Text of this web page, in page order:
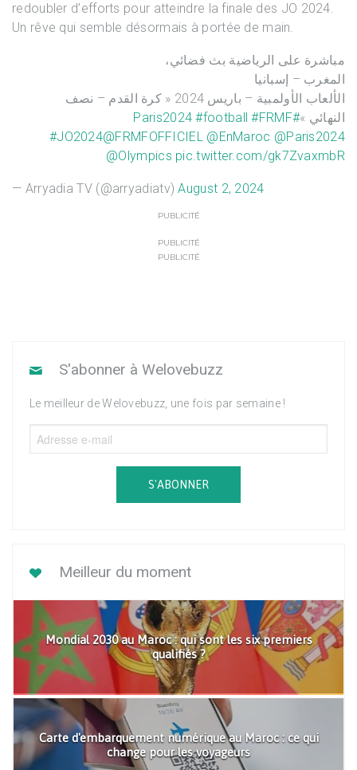
redoubler d’efforts pour atteindre la finale des JO 2024.
Un rêve qui semble désormais à portée de main.
مباشرة على الرياضية بث فضائي،
المغرب – إسبانيا
الألعاب الأولمبية – باريس 2024 « كرة القدم – نصف
النهائي »#Paris2024
#football
#FRMF
#JO2024@FRMFOFFICIEL @EnMaroc @Paris2024
@Olympics pic.twitter.com/gk7ZvaxmbR
— Arryadia TV (@arryadiatv)August 2, 2024
PUBLICITÉ
PUBLICITÉ
PUBLICITÉ
S'abonner à Welovebuzz
Le meilleur de Welovebuzz, une fois par semaine !
S'ABONNER
Meilleur du moment
Mondial 2030 au Maroc : qui sont les six premiers
qualifiés ?
Carte d'embarquement numérique au Maroc : ce qui
change pour les voyageurs